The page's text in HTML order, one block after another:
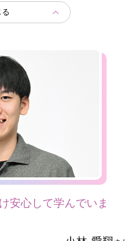
る
安心して学んでいま